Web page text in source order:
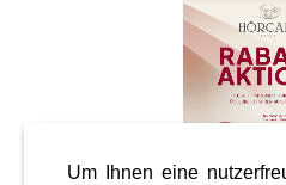
Um Ihnen eine